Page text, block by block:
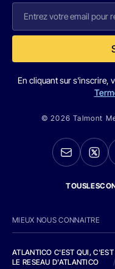
En cliquant sur s'inscrire,
© 2026 Talmont
MIEUX NOUS CONNAITRE
ATLANTICO C'EST QUI,
LE RESEAU D'ATLANTICO
/